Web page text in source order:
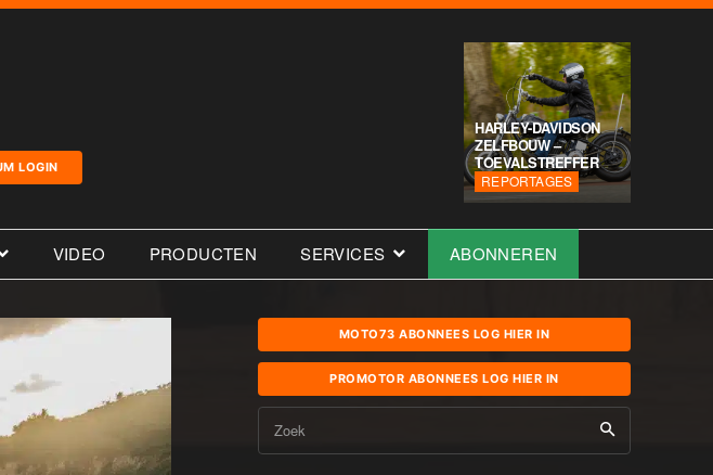
LOGIN
HARLEY-DAVIDSON
ZELFBOUW –
TOEVALSTREFFER
REPORTAGES
VIDEO PRODUCTEN SERVICES ABONNEREN
MOTO73 ABONNEES LOG HIER IN
PROMOTOR ABONNEES LOG HIER IN
Zoek